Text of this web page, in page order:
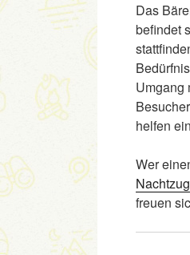
Das
befindet
Umgang
helfen
Wer
Nachtzug
freuen